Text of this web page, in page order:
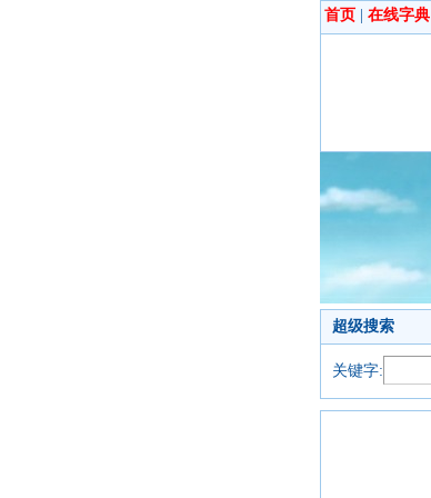
首页 在线字典
超级搜索
关键字: